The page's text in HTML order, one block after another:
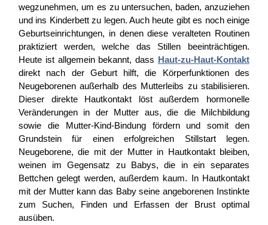
wegzunehmen, um es zu untersuchen, baden, anzuziehen
und ins Kinderbett zu legen. Auch heute gibt es noch einige
Geburtseinrichtungen, in denen diese veralteten Routinen
praktiziert werden, welche das Stillen beeinträchtigen.
Heute ist allgemein bekannt, dass Haut-zu-Haut-Kontakt
direkt nach der Geburt hilft, die Körperfunktionen des
Neugeborenen außerhalb des Mutterleibs zu stabilisieren.
Dieser direkte Hautkontakt löst außerdem hormonelle
Veränderungen in der Mutter aus, die die Milchbildung
sowie die Mutter-Kind-Bindung fördern und somit den
Grundstein für einen erfolgreichen Stillstart legen.
Neugeborene, die mit der Mutter in Hautkontakt bleiben,
weinen im Gegensatz zu Babys, die in ein separates
Bettchen gelegt werden, außerdem kaum. In Hautkontakt
mit der Mutter kann das Baby seine angeborenen Instinkte
zum Suchen, Finden und Erfassen der Brust optimal
ausüben.